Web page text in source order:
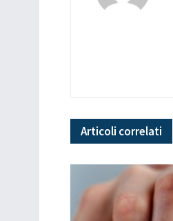
Articoli correlati